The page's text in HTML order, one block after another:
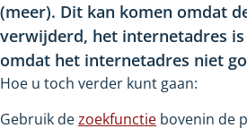
(meer). Dit kan komen omdat
verwijderd, het internetadres
omdat het internetadres niet
Hoe u toch verder kunt gaan:
Gebruik dezoekfunctie bovenin de